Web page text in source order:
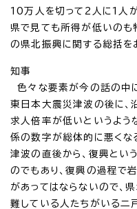
10万人を切って2人に1人
県で見ても所得が低いのも
の県北振興に関する総括を
知事
色々な要素が今の話の中に
東日本大震災津波の後に、
求人倍率が低いというよう
係の数字が総体的に悪くな
津波の直後から、復興とい
のでもあり、復興の過程で
があってはならないので、
難している人たちがいる二